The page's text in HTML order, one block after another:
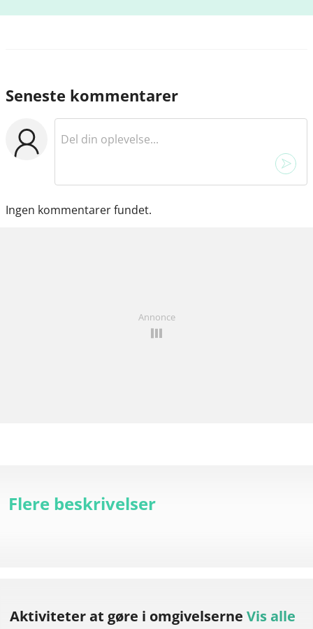
Seneste kommentarer
Ingen kommentarer fundet.
Annonce
Flere beskrivelser
Aktiviteter at gøre i omgivelserne Vis alle